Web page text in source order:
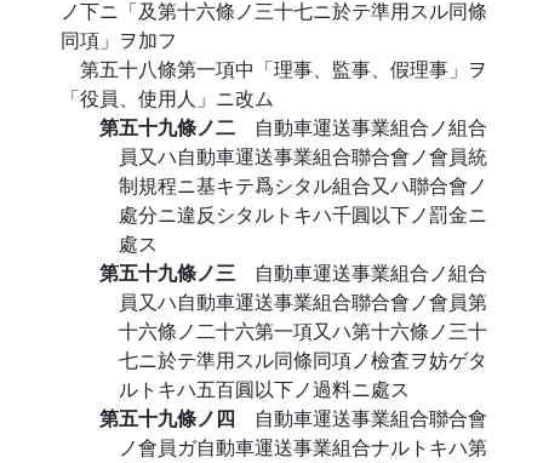
ノ下ニ「及第十六條ノ三十七ニ於テ準用スル同條
同項」ヲ加フ
第五十八條第一項中「理事、監事、假理事」ヲ
「役員、使用人」ニ改ム
第五十九條ノ二 自動車運送事業組合ノ組合
員又ハ自動車運送事業組合聯合會ノ會員統
制規程ニ基キテ爲シタル組合又ハ聯合會ノ
處分ニ違反シタルトキハ千圓以下ノ罰金ニ
處ス
第五十九條ノ三 自動車運送事業組合ノ組合
員又ハ自動車運送事業組合聯合會ノ會員第
十六條ノ二十六第一項又ハ第十六條ノ三十
七ニ於テ準用スル同條同項ノ檢査ヲ妨ゲタ
ルトキハ五百圓以下ノ過料ニ處ス
第五十九條ノ四 自動車運送事業組合聯合會
ノ會員ガ自動車運送事業組合ナルトキハ第